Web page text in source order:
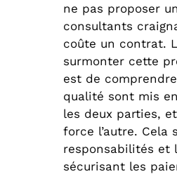
ne pas proposer
consultants
coûte un contrat.
surmonter cette
est de
qualité sont mis
les deux parties,
force l’autre.
responsabilités et
sécurisant les